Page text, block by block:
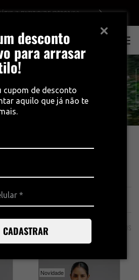
desconto
para arrasar
cupom de desconto
aquilo que já não te
CADASTRAR
NO CUPOM BEMVINDO10
E COLETES
ORDENAÇÃO 86 PRODUTOS
Novidade